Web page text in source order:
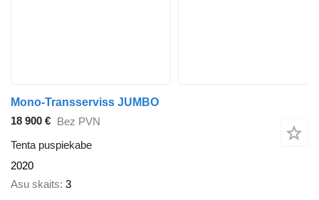
Mono-Transserviss JUMBO
18 900 € Bez PVN
Tenta puspiekabe
2020
Asu skaits 3